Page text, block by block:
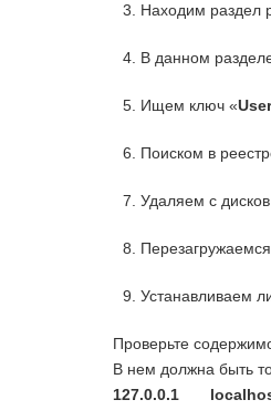
Находим раздел
В данном
Ищем ключ «
Поиском в
Удаляем с
Перезагружаемся.
Устанавливаем
Проверьте
В нем должна быть
127.0.0.1